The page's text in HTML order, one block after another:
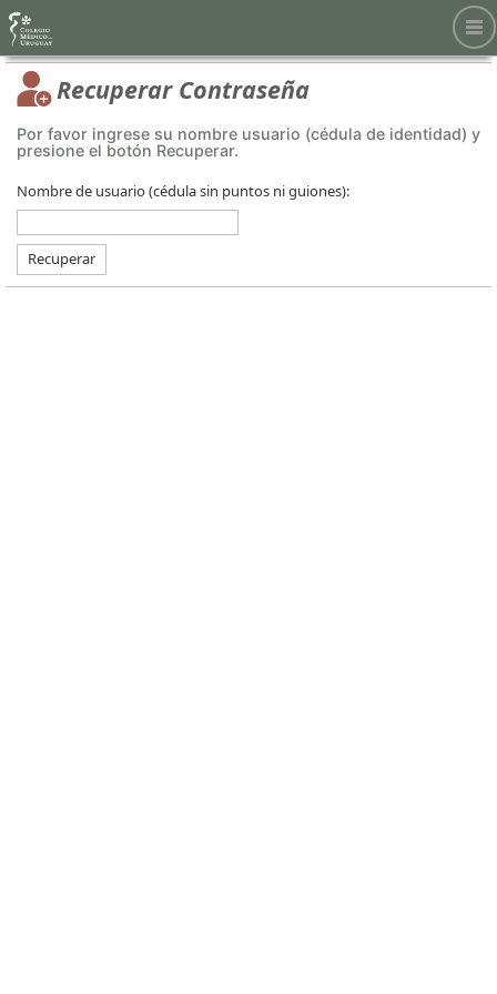
Recuperar Contraseña
Por favor ingrese su nombre usuario (cédula de identidad) y
presione el botón Recuperar.
Nombre de usuario (cédula sin puntos ni guiones):
Recuperar